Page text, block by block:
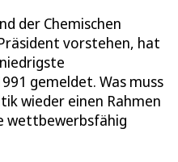
der Chemischen
vorstehen, hat
gemeldet. Was muss
wieder einen Rahmen
wettbewerbsfähig